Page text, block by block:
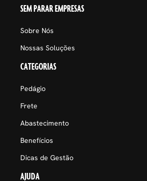
SEM PARAR EMPRESAS
Sobre Nós
Nossas Soluções
CATEGORIAS
Pedágio
Frete
Abastecimento
Benefícios
Dicas de Gestão
AJUDA